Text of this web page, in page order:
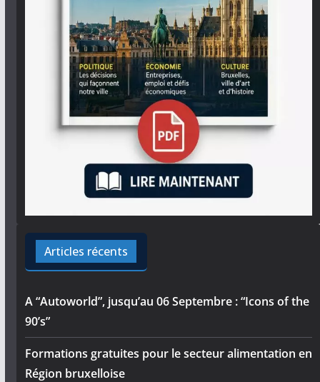
Articles récents
A “Autoworld”, jusqu’au 06 Septembre : “Icons of the
90’s”
Formations gratuites pour le secteur alimentation en
Région bruxelloise